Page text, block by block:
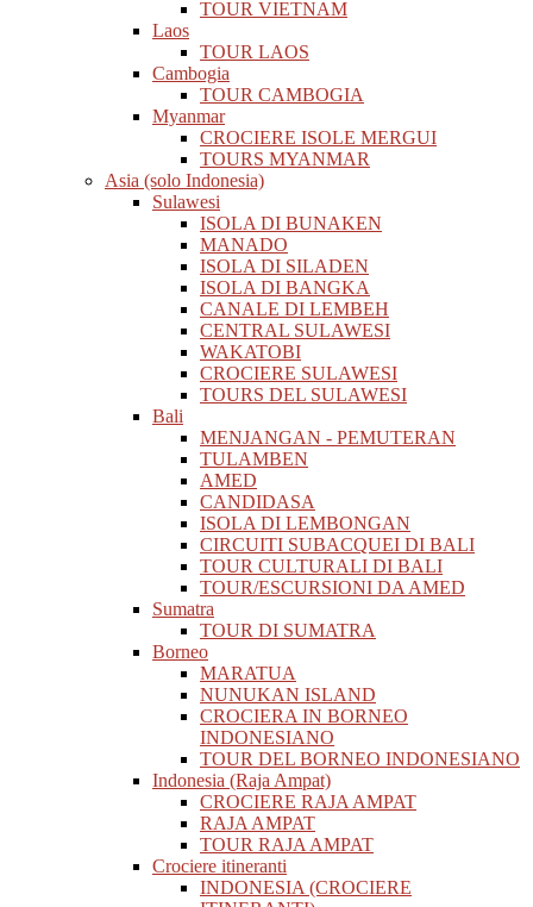
TOUR VIETNAM
Laos
TOUR LAOS
Cambogia
TOUR CAMBOGIA
Myanmar
CROCIERE ISOLE MERGUI
TOURS MYANMAR
Asia (solo Indonesia)
Sulawesi
ISOLA DI BUNAKEN
MANADO
ISOLA DI SILADEN
ISOLA DI BANGKA
CANALE DI LEMBEH
CENTRAL SULAWESI
WAKATOBI
CROCIERE SULAWESI
TOURS DEL SULAWESI
Bali
MENJANGAN - PEMUTERAN
TULAMBEN
AMED
CANDIDASA
ISOLA DI LEMBONGAN
CIRCUITI SUBACQUEI DI BALI
TOUR CULTURALI DI BALI
TOUR/ESCURSIONI DA AMED
Sumatra
TOUR DI SUMATRA
Borneo
MARATUA
NUNUKAN ISLAND
CROCIERA IN BORNEO
INDONESIANO
TOUR DEL BORNEO INDONESIANO
Indonesia (Raja Ampat)
CROCIERE RAJA AMPAT
RAJA AMPAT
TOUR RAJA AMPAT
Crociere itineranti
INDONESIA (CROCIERE